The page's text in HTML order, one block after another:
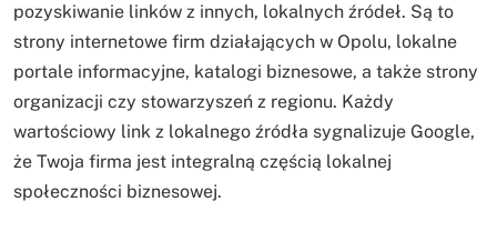
pozyskiwanie linków z innych, lokalnych źródeł. Są to
strony internetowe firm działających w Opolu, lokalne
portale informacyjne, katalogi biznesowe, a także strony
organizacji czy stowarzyszeń z regionu. Każdy
wartościowy link z lokalnego źródła sygnalizuje Google,
że Twoja firma jest integralną częścią lokalnej
społeczności biznesowej.